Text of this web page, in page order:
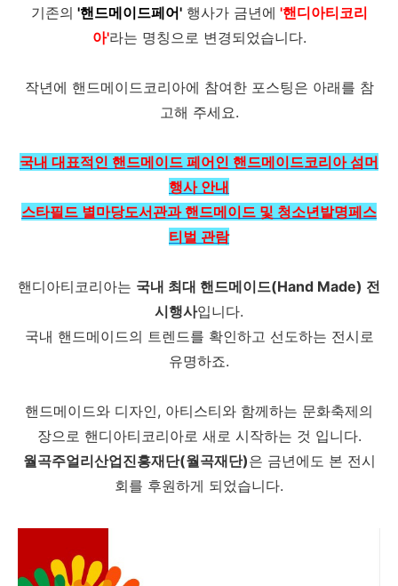
기존의 '핸드메이드페어'행사가 금년에 '핸디아티코리
아'라는 명칭으로 변경되었습니다.
작년에 핸드메이드코리아에 참여한 포스팅은 아래를 참
고해 주세요.
국내 대표적인 핸드메이드 페어인 핸드메이드코리아 섬머
행사 안내
스타필드 별마당도서관과 핸드메이드 및 청소년발명페스
티벌 관람
핸디아티코리아는 국내 최대 핸드메이드(Hand Made) 전
시행사입니다.
국내 핸드메이드의 트렌드를 확인하고 선도하는 전시로
유명하죠.
핸드메이드와 디자인, 아티스티와 함께하는 문화축제의
장으로 핸디아티코리아로 새로 시작하는 것 입니다.
월곡주얼리산업진흥재단(월곡재단)은 금년에도 본 전시
회를 후원하게 되었습니다.